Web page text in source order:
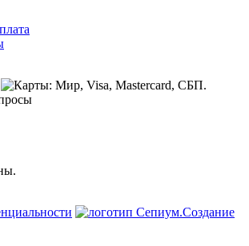
Создание